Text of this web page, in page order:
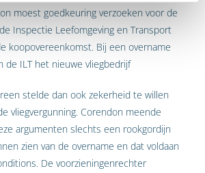
moest goedkeuring verzoeken voor de
Inspectie Leefomgeving en Transport
koopovereenkomst. Bij een overname
de ILT het nieuwe vliegbedrijf
stelde dan ook zekerheid te willen
vliegvergunning. Corendon meende
argumenten slechts een rookgordijn
zien van de overname en dat voldaan
De voorzieningenrechter